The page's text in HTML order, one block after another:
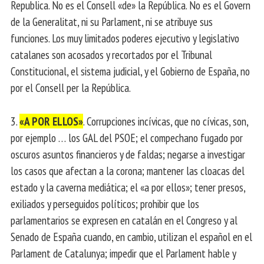
Republica. No es el Consell «de» la República. No es el Govern
de la Generalitat, ni su Parlament, ni se atribuye sus
funciones. Los muy limitados poderes ejecutivo y legislativo
catalanes son acosados ​​y recortados por el Tribunal
Constitucional, el sistema judicial, y el Gobierno de España, no
por el Consell per la República.
3.«A POR ELLOS». Corrupciones incívicas, que no cívicas, son,
por ejemplo … los GAL del PSOE; el compechano fugado por
oscuros asuntos financieros y de faldas; negarse a investigar
los casos que afectan a la corona; mantener las cloacas del
estado y la caverna mediática; el «a por ellos»; tener presos,
exiliados y perseguidos políticos; prohibir que los
parlamentarios se expresen en catalán en el Congreso y al
Senado de España cuando, en cambio, utilizan el español en el
Parlament de Catalunya; impedir que el Parlament hable y